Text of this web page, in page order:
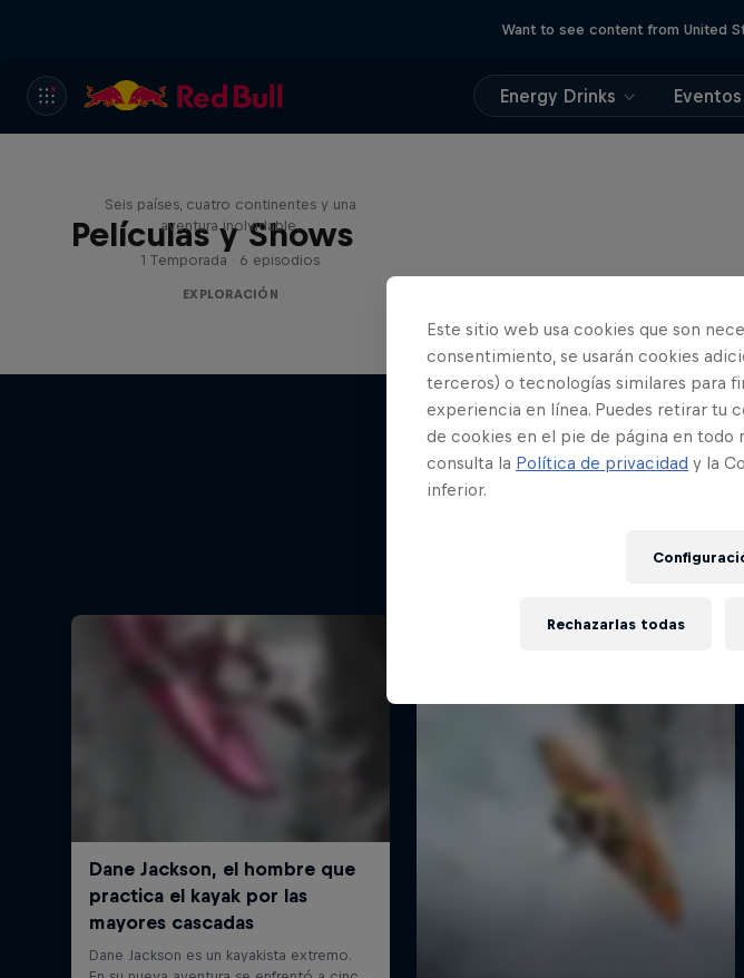
Want to see content from United
Energy Drinks Eventos
Películas y Shows
Seis países, cuatro continentes y una
aventura inolvidable.
1 Temporada · 6 episodios
EXPLORACIÓN
Este sitio web usa cookies que son
consentimiento, se usarán cookies
terceros) o tecnologías similares para
experiencia en línea. Puedes retirar tu
de cookies en el pie de página en todo
consulta la Política de privacidad y la
inferior.
Rechazarlas todas